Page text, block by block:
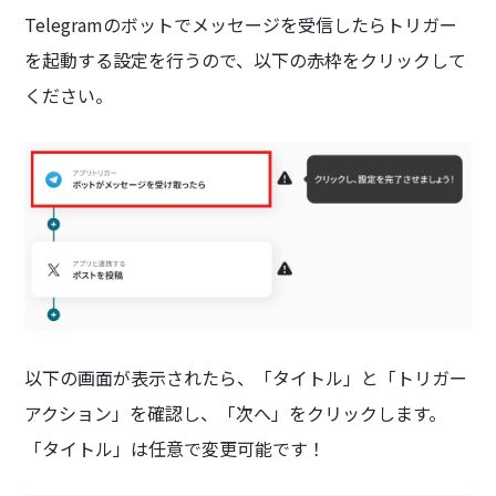
Telegramのボットでメッセージを受信したらトリガー
を起動する設定を行うので、以下の赤枠をクリックして
ください。
以下の画面が表示されたら、「タイトル」と「トリガー
アクション」を確認し、「次へ」をクリックします。
「タイトル」は任意で変更可能です！